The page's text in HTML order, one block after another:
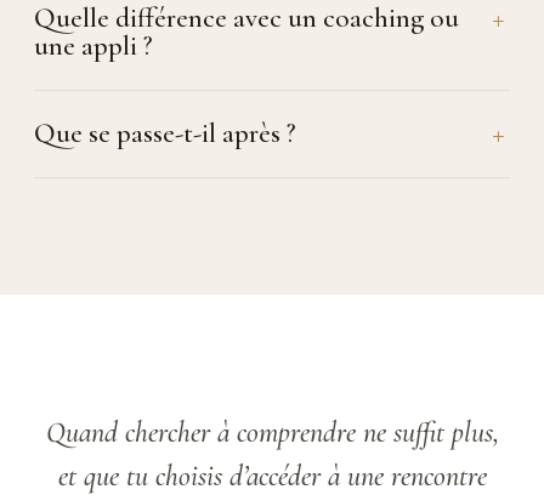
Quelle différence avec un coaching ou
une appli ?
Que se passe-t-il après ?
Quand chercher à comprendre ne suffit plus,
et que tu choisis d’accéder à une rencontre